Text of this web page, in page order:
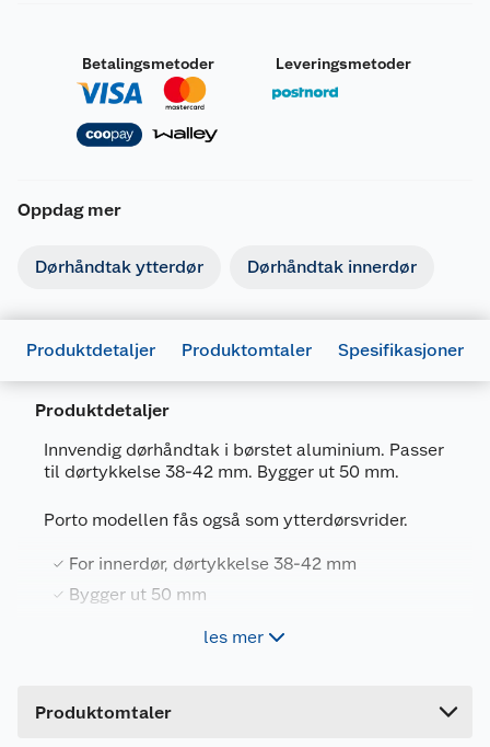
Betalingsmetoder Leveringsmetoder
Oppdag mer
Dørhåndtak ytterdør Dørhåndtak innerdør
Produktdetaljer Produktomtaler Spesifikasjoner
Produktdetaljer
Innvendig dørhåndtak i børstet aluminium. Passer
til dørtykkelse 38-42 mm. Bygger ut 50 mm.
Porto modellen fås også som ytterdørsvrider.
For innerdør, dørtykkelse 38-42 mm
Bygger ut 50 mm
Leveres komplett med nøkkelskilt.
les mer
Produktomtaler
Generelt